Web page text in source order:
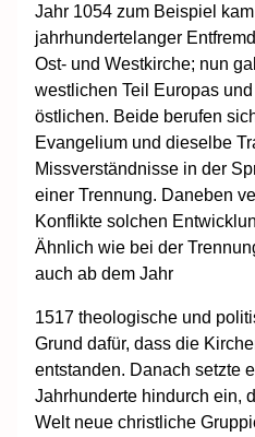
Jahr 1054 zum Beispiel
jahrhundertelanger
Ost- und Westkirche; nun
westlichen Teil Europas
östlichen. Beide berufen
Evangelium und dieselbe
Missverständnisse in der
einer Trennung. Daneben
Konflikte solchen
Ähnlich wie bei der
auch ab dem Jahr
1517 theologische und
Grund dafür, dass die
entstanden. Danach setzte
Jahrhunderte hindurch ein,
Welt neue christliche